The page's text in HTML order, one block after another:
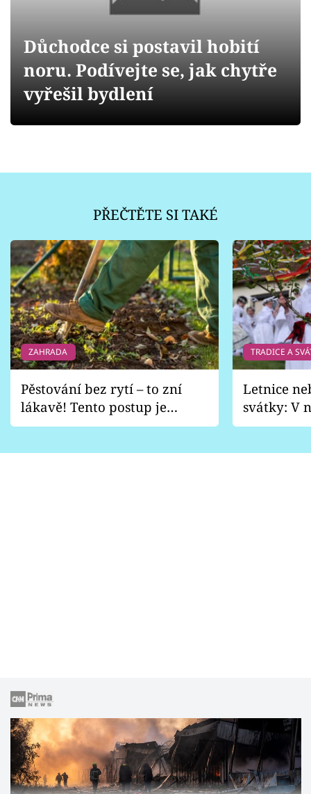
Přihlášení
Sledujte nás
Důchodce si postavil hobití
noru. Podívejte se, jak chytře
vyřešil bydlení
PŘEČTĚTE SI TAKÉ
ZAHRADA
Pěstování bez rytí – to zní
lákavě! Tento postup je
vhodný jen pro některé
TRADICE A
Letnice
svátky: V
pondělí